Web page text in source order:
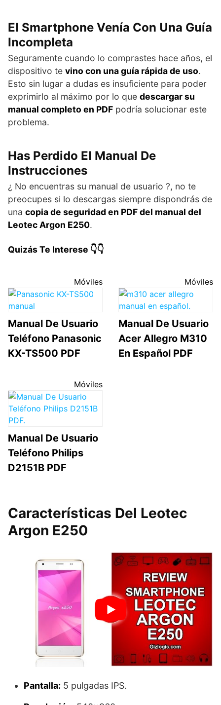
El Smartphone Venía Con Una Guía
Incompleta
Seguramente cuando lo comprastes hace años, el
dispositivo te vino con una guía rápida de uso.
Esto sin lugar a dudas es insuficiente para poder
exprimirlo al máximo por lo que descargar su
manual completo en PDF podría solucionar este
problema.
Has Perdido El Manual De
Instrucciones
¿ No encuentras su manual de usuario ?, no te
preocupes si lo descargas siempre dispondrás de
una copia de seguridad en PDF del manual del
Leotec Argon E250.
Quizás Te Interese 👇👇
Móviles
Manual De Usuario
Teléfono Panasonic
KX-TS500 PDF
Móviles
Manual De Usuario
Acer Allegro M310
En Español PDF
Móviles
Manual De Usuario
Teléfono Philips
D2151B PDF
Características Del Leotec
Argon E250
Pantalla: 5 pulgadas IPS.